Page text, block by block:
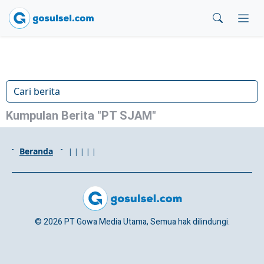
Kumpulan Berita "PT SJAM"
Beranda | | | | |
© 2026 PT Gowa Media Utama, Semua hak dilindungi.